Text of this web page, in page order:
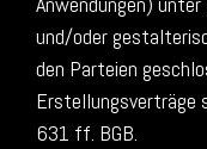
und/oder
den Parteien
Erstellungsverträge
631 ff. BGB.